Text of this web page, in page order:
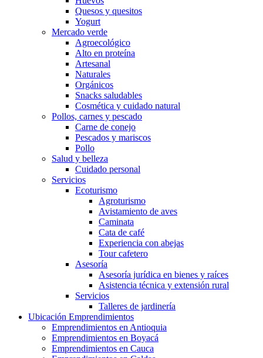
Quesos y quesitos
Yogurt
Mercado verde
Agroecológico
Alto en proteína
Artesanal
Naturales
Orgánicos
Snacks saludables
Cosmética y cuidado natural
Pollos, carnes y pescado
Carne de conejo
Pescados y mariscos
Pollo
Salud y belleza
Cuidado personal
Servicios
Ecoturismo
Agroturismo
Avistamiento de aves
Caminata
Cata de café
Experiencia con abejas
Tour cafetero
Asesoría
Asesoría jurídica en bienes y raíces
Asistencia técnica y extensión rural
Servicios
Talleres de jardinería
Ubicación Emprendimientos
Emprendimientos en Antioquia
Emprendimientos en Boyacá
Emprendimientos en Cauca